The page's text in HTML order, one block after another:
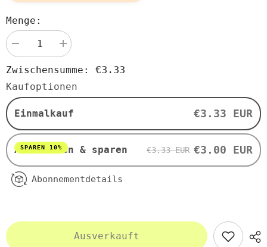
Menge:
verringern
für
Ziegen-
Naturjoghurt
BIO
125
g
-
LEEB
VITAL
Menge
erhöhen
Ziegen-
Naturjoghurt
BIO
125
g
-
LEEB
VITAL
Zwischensumme: €3.33
Kaufoptionen
Einmalkauf €3.33 EUR
Abonnieren & sparen
SPAREN 10% €3.33 EUR €3.00 EUR
Abonnementdetails
Ausverkauft